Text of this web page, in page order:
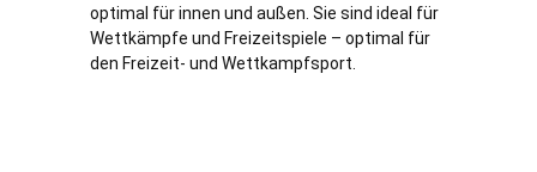
optimal für innen und außen. Sie sind ideal für
Wettkämpfe und Freizeitspiele – optimal für
den Freizeit- und Wettkampfsport.